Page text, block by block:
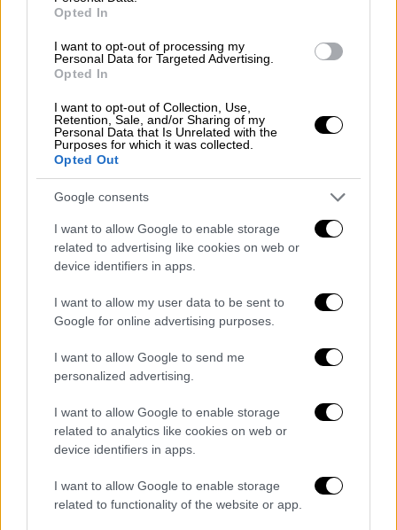
Opted In
I want to opt-out of processing my
Personal Data for Targeted Advertising.
Opted In
I want to opt-out of Collection, Use,
Retention, Sale, and/or Sharing of my
Personal Data that Is Unrelated with the
Purposes for which it was collected.
Opted Out
Google consents
I want to allow Google to enable storage
related to advertising like cookies on web or
device identifiers in apps.
I want to allow my user data to be sent to
Google for online advertising purposes.
I want to allow Google to send me
personalized advertising.
I want to allow Google to enable storage
related to analytics like cookies on web or
device identifiers in apps.
I want to allow Google to enable storage
related to functionality of the website or app.
να συνδεθούνμε τους κωδικούς Taxisnet
καταχωρήσουν, εκτός από τα απαραίτητα
στοιχεία της αίτησης, το μοναδικό
Δήλωσης -το οποίο παρέχεται μέσω του
gov.gr- τουπαρακρατούντος την κυριότητα ή
να μεταφορτώνουν βεβαίωση περί και
βούλησης προς επακόλουθη μεταβίβασητης
συνιδιοκτήτες, τότε καταχωρούνται, μέσω
του gov.gr, τα μοναδικά αναγνωριστικά
Δηλώσεων, μέσω των οποίων οι εκάστοτε
συνιδιοκτήτες συναινούν στην υποβολή της
αίτησης.
Για τηνπαραλαβή της νέας άδειας
υποχρεωτική η προσκόμιση της
προηγούμενης πρωτότυπης άδειας
κυκλοφορίας στην οικία Διεύθυνση της
Περιφέρειας, προς την οποία έχει γίνει και η
αίτηση. Στην περίπτωση πουο άμεσα